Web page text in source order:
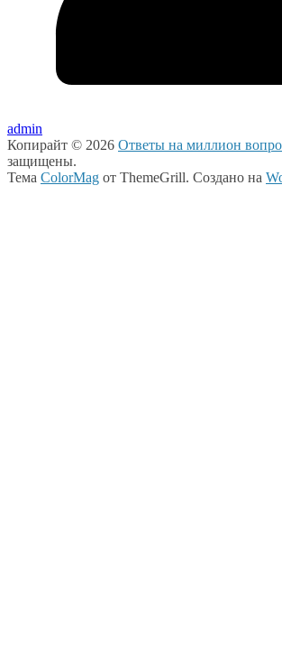
admin
Копирайт © 2026 Ответы на миллион
защищены.
Тема ColorMag от ThemeGrill. Создано на